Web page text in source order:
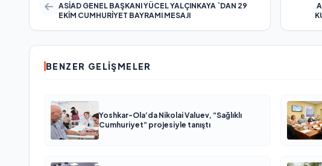
ASİAD GENEL BAŞKANI YÜCEL YALÇINKAYA `DAN 29
EKİM CUMHURİYET BAYRAMI MESAJI
BENZER GELIŞMELER
Yoshkar-Ola’da Nikolai Valuev, “Sağlıklı
Cumhuriyet” projesiyle tanıştı